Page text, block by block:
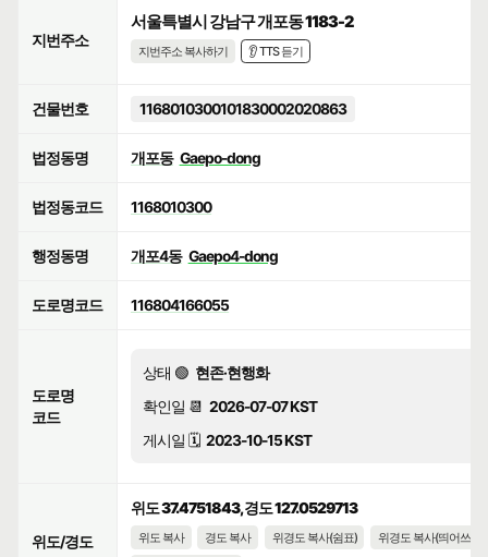
지번주소
서울특별시 강남구 개포동 1183-2
지번주소 복사하기 👂 TTS 듣기
건물번호 1168010300101830002020863
법정동명 개포동 Gaepo-dong
법정동코드 1168010300
행정동명 개포4동 Gaepo4-dong
도로명코드 116804166055
도로명
코드
상태 🟢 현존·현행화
확인일 📆 2026-07-07 KST
게시일 🗓️ 2023-10-15 KST
위도/경도
위도 37.4751843, 경도 127.0529713
위도 복사 경도 복사 위경도 복사(쉼표)
위경도 복사(띄어쓰기)